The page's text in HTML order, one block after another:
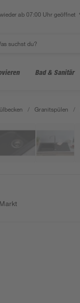
ab 07:00 Uhr geöffnet
Bad & Sanitär
/ Granitspülen /